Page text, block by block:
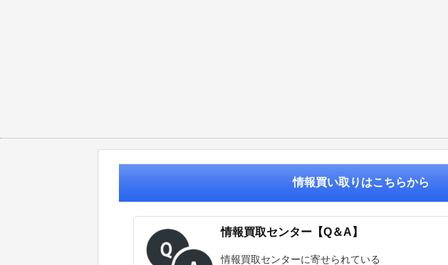
情報買い取りはこちらから
情報買取センター【Q＆A】
情報買取センターに寄せられている